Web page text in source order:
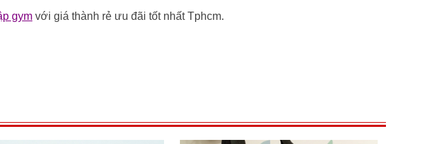
gym với giá thành rẻ ưu đãi tốt nhất Tphcm.